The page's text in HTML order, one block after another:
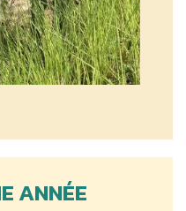
ANNÉE